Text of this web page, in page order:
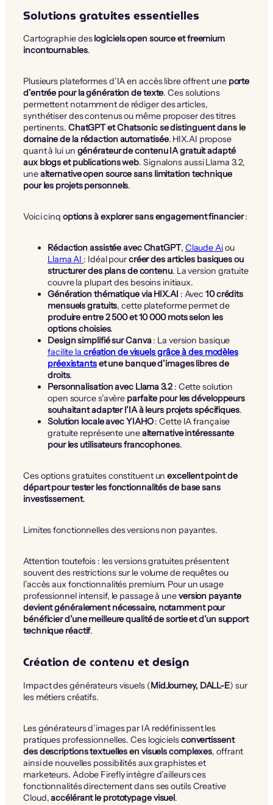
Solutions gratuites essentielles
Cartographie deslogiciels open source et freemium
incontournables.
Plusieurs plateformes d’IA en accès libre offrent une porte
d’entrée pour la génération de texte. Ces solutions
permettent notamment de rédiger des articles,
synthétiser des contenus ou même proposer des titres
pertinents. ChatGPT et Chatsonic se distinguent dans le
domaine de la rédaction automatisée. HIX.AI propose
quant à lui un générateur de contenu IA gratuit adapté
aux blogs et publications web. Signalons aussi Llama 3.2,
unealternative open source sans limitation technique
pour les projets personnels.
Voici cinq options à explorer sans engagement financier:
Rédaction assistée avec ChatGPT, Claude Aiou
Llama AI : Idéal pourcréer des articles basiques ou
structurer des plans de contenu. La version gratuite
couvre la plupart des besoins initiaux.
Génération thématique via HIX.AI : Avec10 crédits
mensuels gratuits, cette plateforme permet de
produire entre 2 500 et 10 000 mots selon les
options choisies.
Design simplifié sur Canva: La version basique
facilite la création de visuels grâce à des modèles
préexistantset une banque d’images libres de
droits.
Personnalisation avec Llama 3.2: Cette solution
open source s’avère parfaite pour les développeurs
souhaitant adapter l’IA à leurs projets spécifiques.
Solution locale avec YIAHO: Cette IA française
gratuite représente unealternative intéressante
pour les utilisateurs francophones.
Ces options gratuites constituent unexcellent point de
départ pour tester les fonctionnalités de base sans
investissement.
Limites fonctionnelles des versions non payantes.
Attention toutefois : les versions gratuites présentent
souvent des restrictions sur le volume de requêtes ou
l’accès aux fonctionnalités premium. Pour un usage
professionnel intensif, le passage à uneversion payante
devient généralement nécessaire, notamment pour
bénéficier d’une meilleure qualité de sortie et d’un support
technique réactif.
Création de contenu et design
Impact des générateurs visuels (MidJourney, DALL-E) sur
les métiers créatifs.
Les générateurs d’images par IA redéfinissent les
pratiques professionnelles. Ces logicielsconvertissent
des descriptions textuelles en visuels complexes, offrant
ainsi de nouvelles possibilités aux graphistes et
marketeurs. Adobe Firefly intègre d’ailleurs ces
fonctionnalités directement dans ses outils Creative
Cloud,accélérant le prototypage visuel.